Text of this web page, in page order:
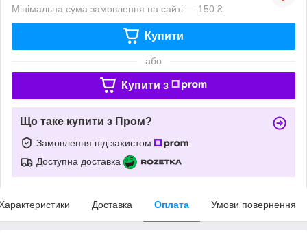
Мінімальна сума замовлення на сайті — 150 ₴
Купити
або
Купити з
Що таке купити з Пром?
Замовлення під захистом
Доступна доставка
Доставка Оплата Умови повернення